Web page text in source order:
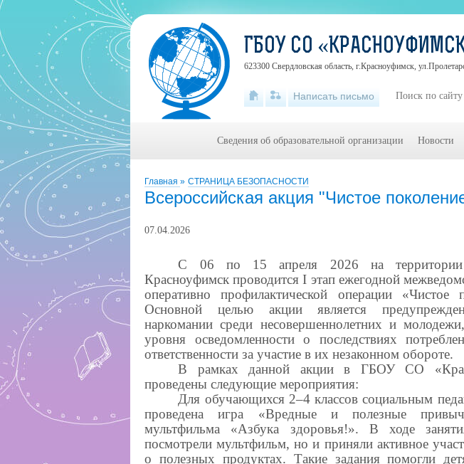
Главная » СТРАНИЦА БЕЗОПАСНОСТИ
Всероссийская акция "Чистое
07.04.2026
С 06 по 15 апреля 2026 на территории
Красноуфимск проводится I этап ежегодной
оперативно профилактической операции
Основной целью акции является
наркомании среди несовершеннолетних и
уровня осведомленности о последствиях
ответственности за участие в их незаконном обороте.
В рамках данной акции в ГБОУ СО
проведены следующие мероприятия:
Для обучающихся 2–4 классов социальным
проведена игра «Вредные и полезные
мультфильма «Азбука здоровья!». В ходе
посмотрели мультфильм, но и приняли активное
о полезных продуктах. Такие задания помогли
ГБОУ СО
623300 Свердловская область, г.Красноуфимск,
Написать письмо
Сведения об образовательной организации Новости